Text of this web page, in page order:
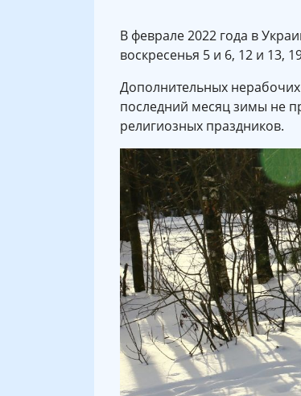
В феврале 2022 года в
воскресенья 5 и 6, 12 и 13,
Дополнительных нерабочих
последний месяц зимы не
религиозных праздников.